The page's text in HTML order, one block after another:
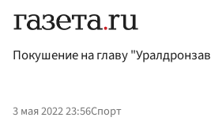
Покушение на главу
3 мая 2022 23:56Спорт